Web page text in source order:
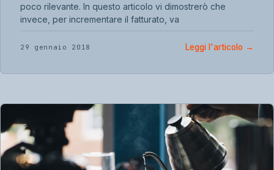
poco rilevante. In questo articolo vi dimostrerò che
invece, per incrementare il fatturato, va
29 gennaio 2018 Leggi l'articolo →